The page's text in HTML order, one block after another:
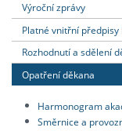
Výroční zprávy
Platné vnitřní předpisy
Rozhodnutí a sdělení
Opatření děkana
Harmonogram
Směrnice a